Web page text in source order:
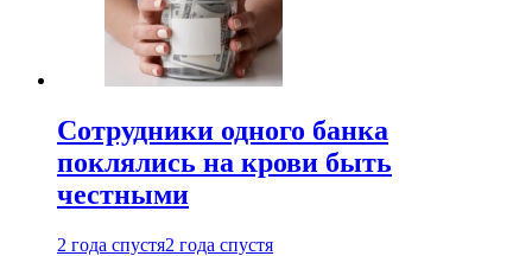
Сотрудники одного банка
поклялись на крови быть
честными
2 года спустя2 года спустя